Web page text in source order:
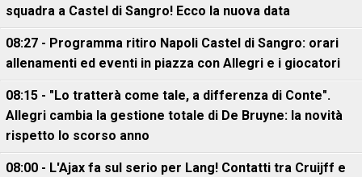
squadra a Castel di Sangro! Ecco la nuova data
08:27 - Programma ritiro Napoli Castel di Sangro: orari
allenamenti ed eventi in piazza con Allegri e i giocatori
08:15 - "Lo tratterà come tale, a differenza di Conte".
Allegri cambia la gestione totale di De Bruyne: la novità
rispetto lo scorso anno
08:00 - L'Ajax fa sul serio per Lang! Contatti tra Cruijff e